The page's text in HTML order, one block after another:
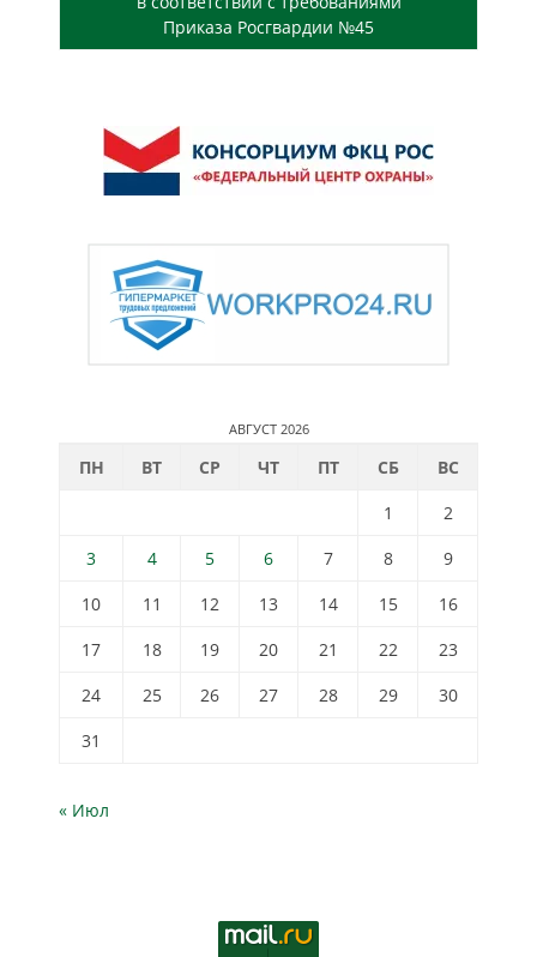
Приказа Росгвардии №45
АВГУСТ 2026
ПН ВТ СР ЧТ ПТ СБ
ВС
1
2
3
4 5 6 7 8
9
10
11 12 13 14 15
16
17
18 19 20 21 22
23
24
25 26 27 28 29
30
31
« Июл